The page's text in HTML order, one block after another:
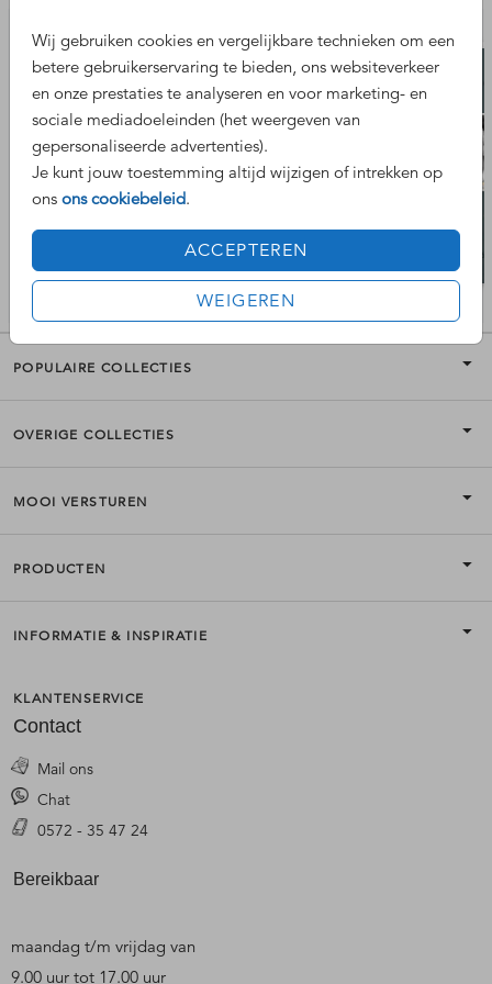
Wij gebruiken cookies en vergelijkbare technieken om een
betere gebruikerservaring te bieden, ons websiteverkeer
en onze prestaties te analyseren en voor marketing- en
sociale mediadoeleinden (het weergeven van
gepersonaliseerde advertenties).
Je kunt jouw toestemming altijd wijzigen of intrekken op
ons ons cookiebeleid.
ACCEPTEREN
WEIGEREN
POPULAIRE COLLECTIES
OVERIGE COLLECTIES
MOOI VERSTUREN
PRODUCTEN
INFORMATIE & INSPIRATIE
KLANTENSERVICE
Contact
Mail ons
Chat
0572 - 35 47 24
Bereikbaar
maandag t/m vrijdag van
9.00 uur tot 17.00 uur